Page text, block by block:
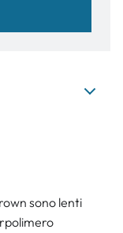
sono lenti